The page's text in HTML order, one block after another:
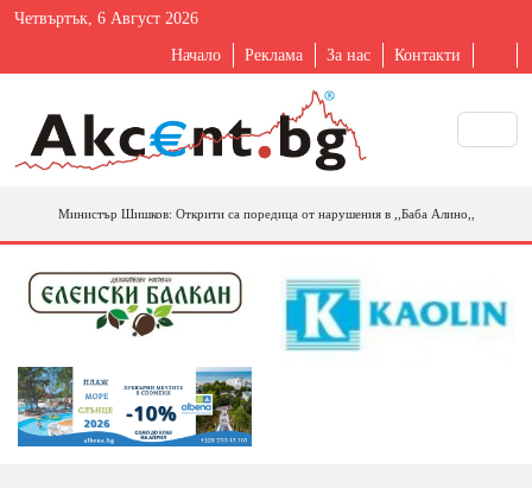
Четвъртък, 6 Август 2026
Начало Реклама За нас Контакти
Министър Шишков: Открити са поредица от нарушения в ,,Баба Алино,,